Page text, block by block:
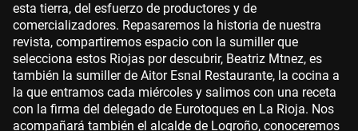
esta tierra, del esfuerzo de productores y de
comercializadores. Repasaremos la historia de nuestra
revista, compartiremos espacio con la sumiller que
selecciona estos Riojas por descubrir, Beatriz Mtnez, es
también la sumiller de Aitor Esnal Restaurante, la cocina a
la que entramos cada miércoles y salimos con una receta
con la firma del delegado de Eurotoques en La Rioja. Nos
acompañará también el alcalde de Logroño, conoceremos